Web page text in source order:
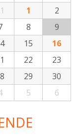
1
2
8
9
15
16
22
23
29
30
5 6